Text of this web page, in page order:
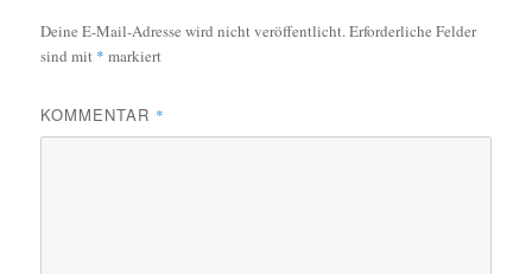
Deine E-Mail-Adresse wird nicht veröffentlicht.Erforderliche Felder
sind mit * markiert
KOMMENTAR *